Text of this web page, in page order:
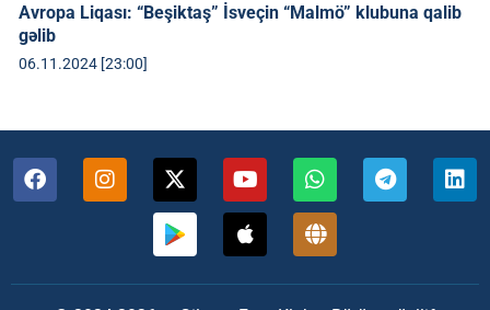
Avropa Liqası: “Beşiktaş” İsveçin “Malmö” klubuna qalib
gəlib
06.11.2024 [23:00]